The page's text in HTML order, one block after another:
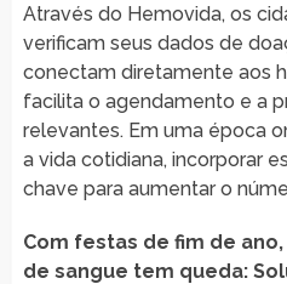
Através do Hemovida, os
verificam seus dados de
conectam diretamente aos
facilita o agendamento e a
relevantes. Em uma época
a vida cotidiana, incorporar
chave para aumentar o
Com festas de fim de
de sangue tem queda: